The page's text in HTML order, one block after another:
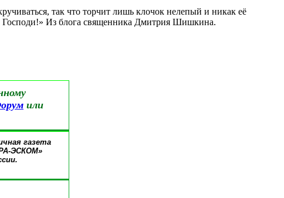
так что торчит лишь клочок нелепый и никак её
Господи!» Из блога священника Дмитрия Шишкина.
или
газета
ЭСКОМ»